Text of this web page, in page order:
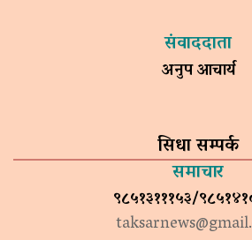
संवाददाता
अनुप आचार्य
सिधा सम्पर्क
समाचार
९८५१३१११५३/